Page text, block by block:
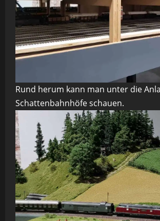
Rund herum kann man unter die
Schattenbahnhöfe schauen.